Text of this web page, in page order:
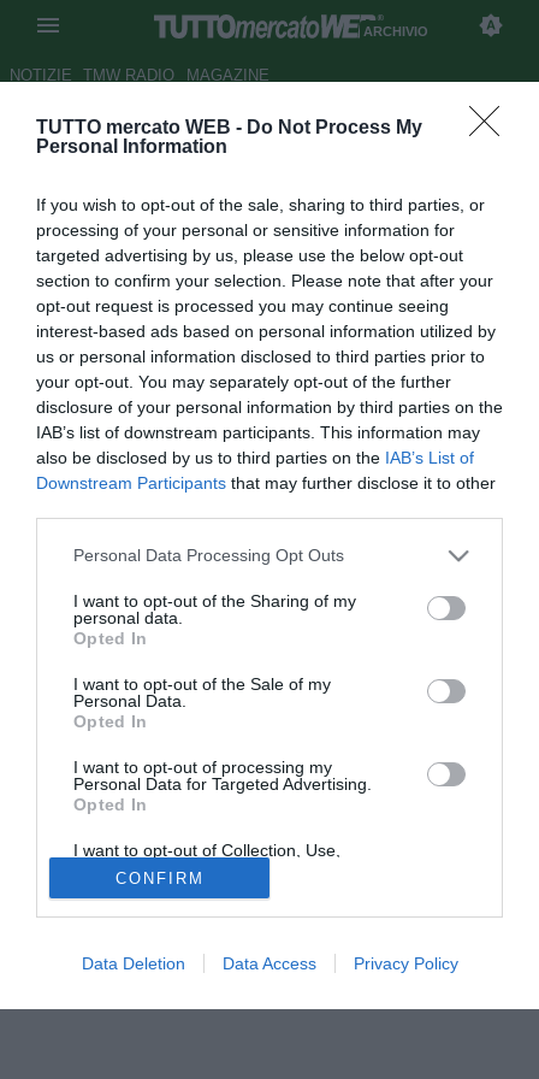
TUTTO mercato WEB - Do Not Process My
Personal Information
If you wish to opt-out of the sale, sharing to third parties, or
processing of your personal or sensitive information for
targeted advertising by us, please use the below opt-out
section to confirm your selection. Please note that after your
opt-out request is processed you may continue seeing
interest-based ads based on personal information utilized by
us or personal information disclosed to third parties prior to
your opt-out. You may separately opt-out of the further
disclosure of your personal information by third parties on the
IAB’s list of downstream participants. This information may
also be disclosed by us to third parties on the IAB’s List of
Downstream Participants that may further disclose it to other
Personal Data Processing Opt Outs
I want to opt-out of the Sharing of my
personal data.
Opted In
I want to opt-out of the Sale of my
Personal Data.
Opted In
I want to opt-out of processing my
Personal Data for Targeted Advertising.
Opted In
I want to opt-out of Collection, Use,
Retention, Sale, and/or Sharing of my
Personal Data that Is Unrelated with the
Purposes for which it was collected.
Opted Out
CONFIRM
Data Deletion Data Access Privacy Policy
ARCHIVIO
NOTIZIE TMW RADIO MAGAZINE
Pescara: contro la Juve stadio
Autore Fabrizio Di Clemente
01.03.2007 14:45
vedi letture
Incontro fruttuoso quello svoltosi ieri in Comune tra
Di Giacomo. Le parti hanno infatti raggiunto l'accordo di
ultimare i lavori per la messa a norma dello stadio Adriatico
entro la fine di marzo, giusto in tempo per il match
casalingo contro la Juventus, in programma il 31. Da
ultimare ci sono una parte del cosiddetto terzo anello, cioè
un'altra recinzione di sei metri distante da quella già
esistente, e l'installazione dei tornelli per il conteggio e il
controllo degli spettatori.
TIMVISION con DAZN!